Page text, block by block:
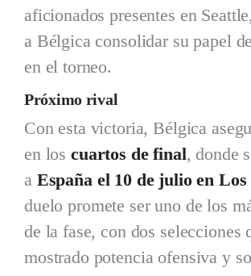
aficionados presentes en
a Bélgica consolidar su papel
en el torneo.
Próximo rival
Con esta victoria, Bélgica
en los cuartos de final, donde
a España el 10 de julio en Los
duelo promete ser uno de los
de la fase, con dos selecciones
mostrado potencia ofensiva y